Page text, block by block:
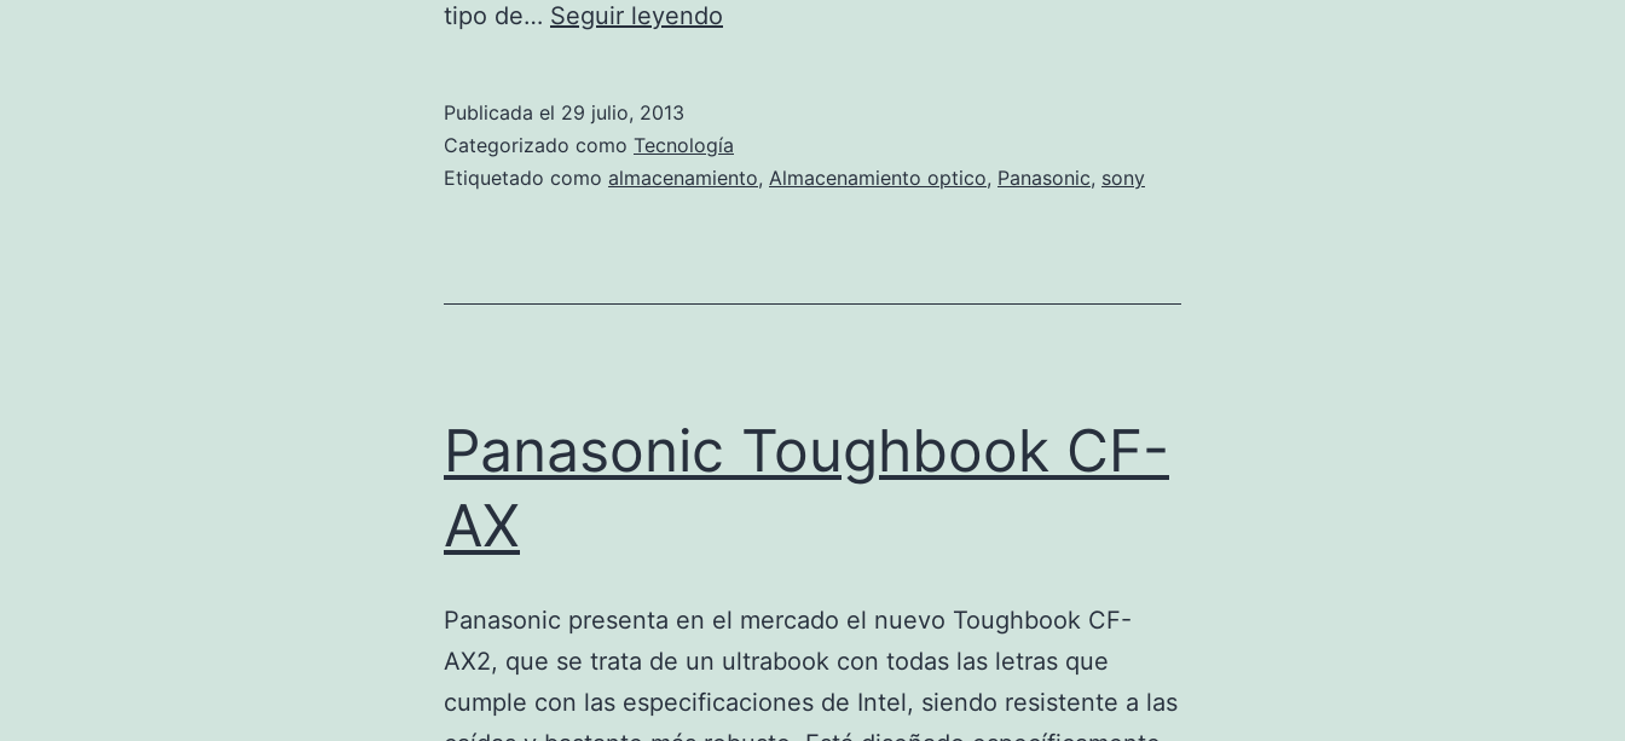
tipo de… Seguir leyendo
Bluray
Publicada el 29 julio, 2013
Categorizado como Tecnología
Etiquetado como almacenamiento, Almacenamiento optico, Panasonic, sony
Panasonic Toughbook CF-
AX
Panasonic presenta en el mercado el nuevo Toughbook CF-
AX2, que se trata de un ultrabook con todas las letras que
cumple con las especificaciones de Intel, siendo resistente a las